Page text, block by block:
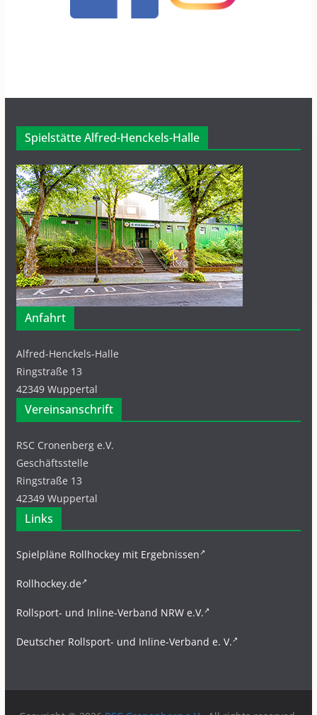
Spielstätte Alfred-Henckels-Halle
Anfahrt
Alfred-Henckels-Halle
Ringstraße 13
42349 Wuppertal
Vereinsanschrift
RSC Cronenberg e.V.
Geschäftsstelle
Ringstraße 13
42349 Wuppertal
Links
Spielpläne Rollhockey mit Ergebnissen
Rollhockey.de
Rollsport- und Inline-Verband NRW e.V.
Deutscher Rollsport- und Inline-Verband e. V.